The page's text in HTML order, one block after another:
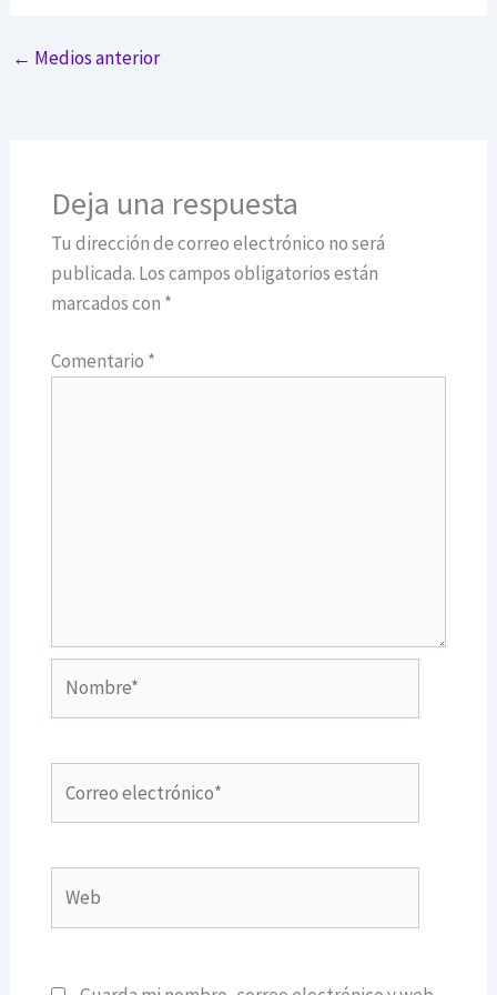
← Medios anterior
Deja una respuesta
Tu dirección de correo electrónico no será
publicada. Los campos obligatorios están
marcados con *
Comentario *
electrónico*